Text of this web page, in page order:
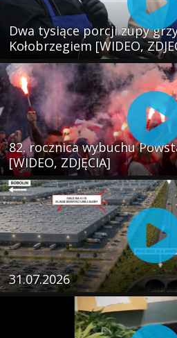
Dwa tysiące porcji zupy
Kołobrzegiem [WIDEO,
82. rocznica wybuchu
[WIDEO, ZDJĘCIA]
31.07.2026